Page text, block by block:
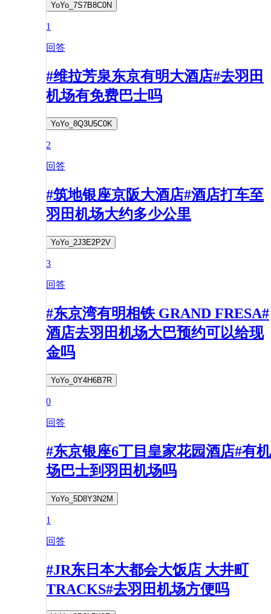
YoYo_7S7B8C0N
1
回答
#维拉芳泉东京有明大酒店#去羽田
机场有免费巴士吗
YoYo_8Q3U5C0K
2
回答
#筑地银座京阪大酒店#酒店打车至
羽田机场大约多少公里
YoYo_2J3E2P2V
3
回答
#东京湾有明相铁 GRAND FRESA#
酒店去羽田机场大巴预约可以给现
金吗
YoYo_0Y4H6B7R
0
回答
#东京银座6丁目皇家花园酒店#有机
场巴士到羽田机场吗
YoYo_5D8Y3N2M
1
回答
#JR东日本大都会大饭店 大井町
TRACKS#去羽田机场方便吗